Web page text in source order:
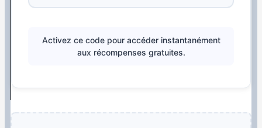
Activez ce code pour accéder instantanément
aux récompenses gratuites.